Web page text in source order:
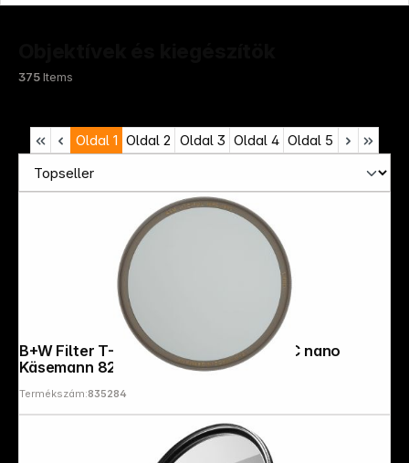
375Items
Oldal1 Oldal 2 Oldal3 Oldal4 Oldal 5
B+W Filter T-Pro Pol circular HTC MRC nano
Käsemann 82mm
Termékszám:835284